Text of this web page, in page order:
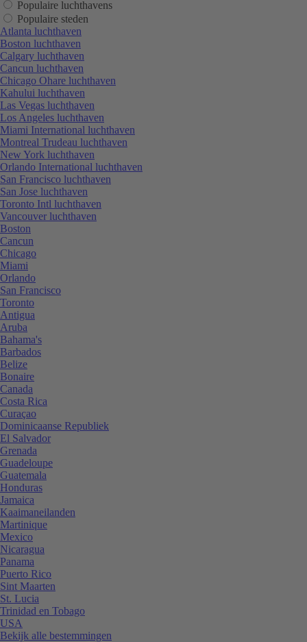
Populaire luchthavens
Populaire steden
Atlanta luchthaven
Boston luchthaven
Calgary luchthaven
Cancun luchthaven
Chicago Ohare luchthaven
Kahului luchthaven
Las Vegas luchthaven
Los Angeles luchthaven
Miami International luchthaven
Montreal Trudeau luchthaven
New York luchthaven
Orlando International luchthaven
San Francisco luchthaven
San Jose luchthaven
Toronto Intl luchthaven
Vancouver luchthaven
Boston
Cancun
Chicago
Miami
Orlando
San Francisco
Toronto
Antigua
Aruba
Bahama's
Barbados
Belize
Bonaire
Canada
Costa Rica
Curaçao
Dominicaanse Republiek
El Salvador
Grenada
Guadeloupe
Guatemala
Honduras
Jamaica
Kaaimaneilanden
Martinique
Mexico
Nicaragua
Panama
Puerto Rico
Sint Maarten
St. Lucia
Trinidad en Tobago
USA
Bekijk alle bestemmingen